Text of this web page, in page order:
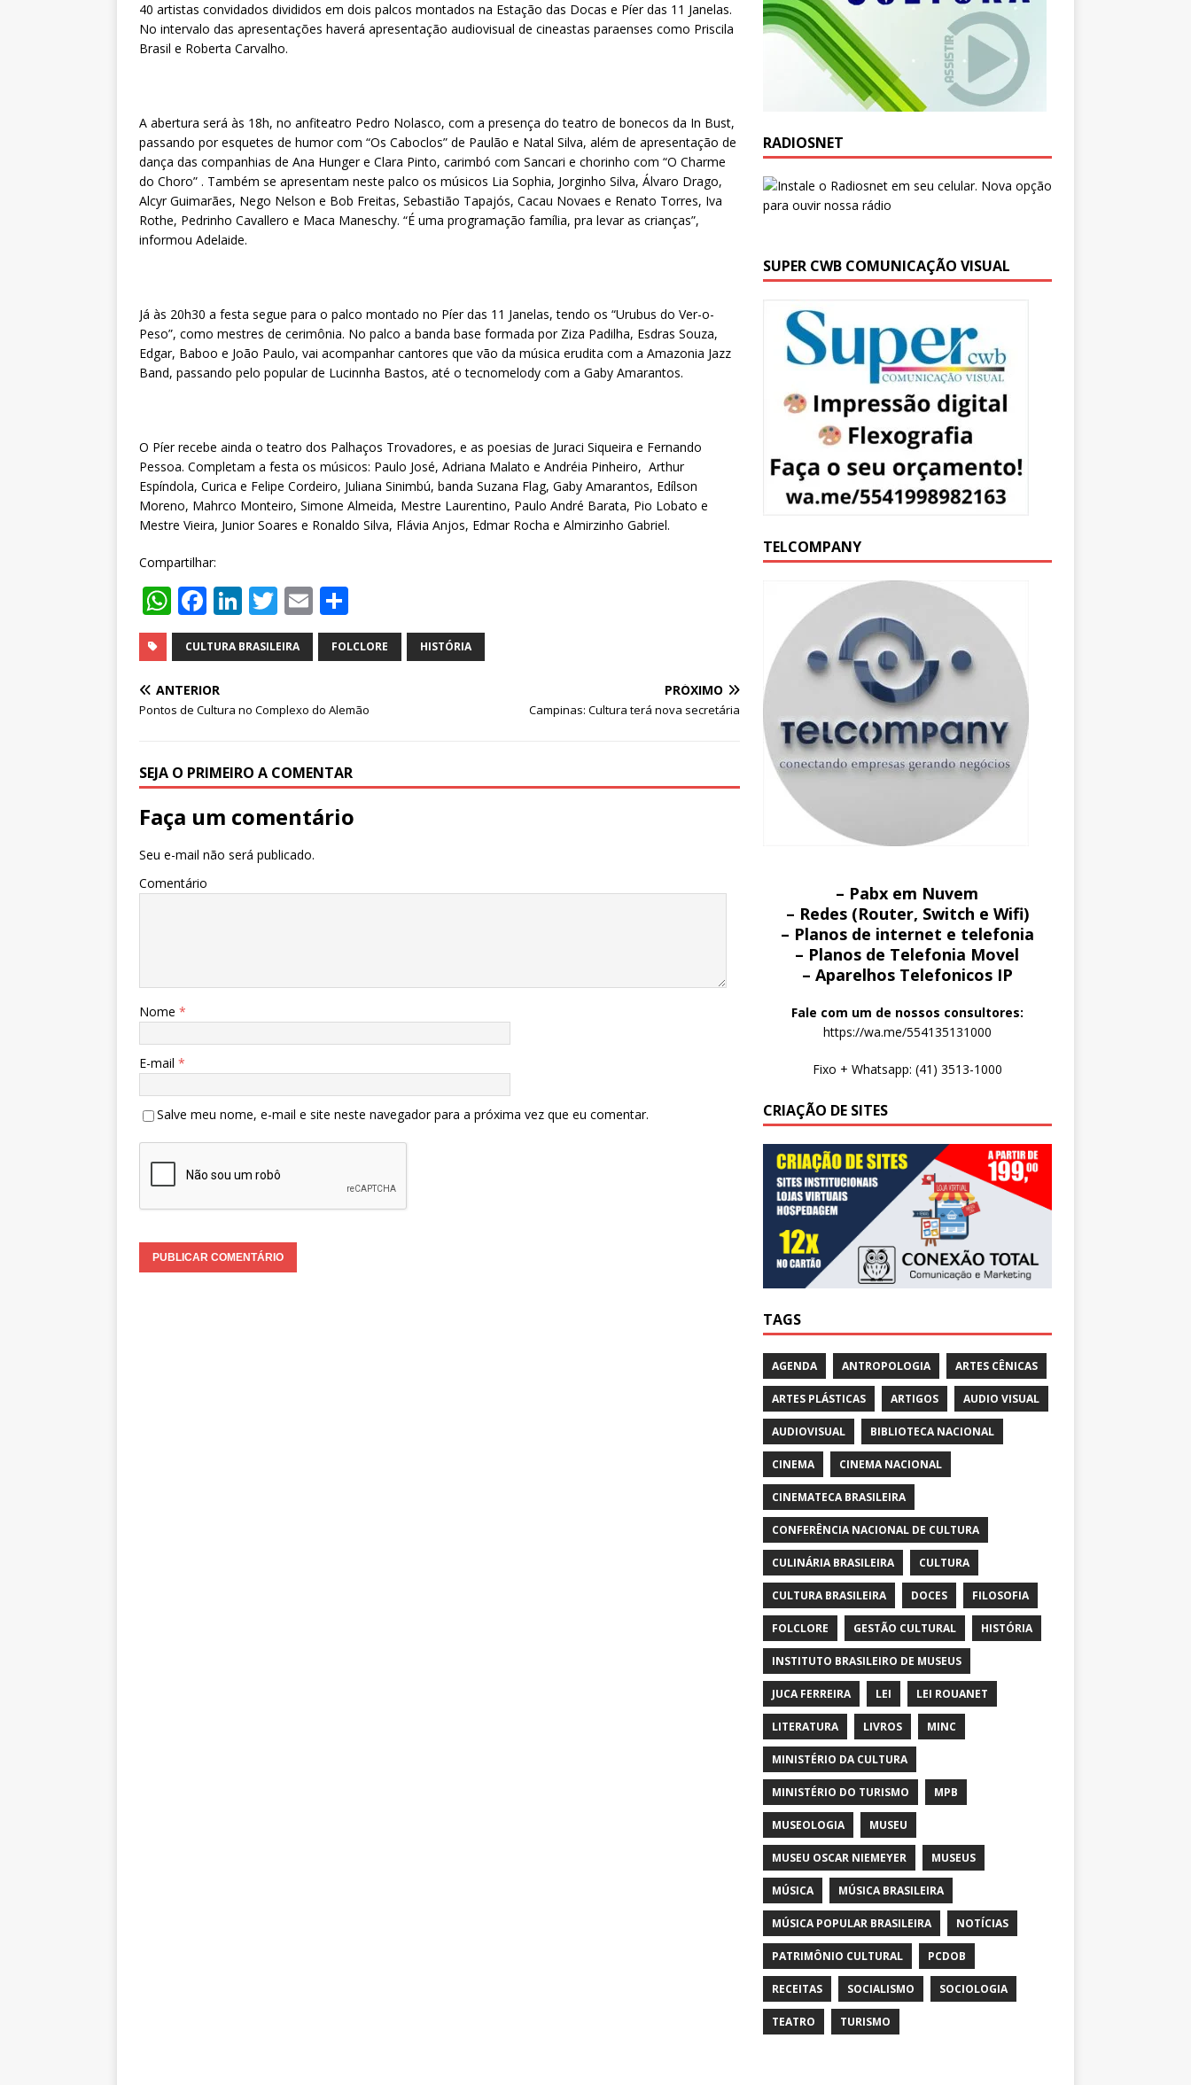
40 artistas convidados divididos em dois palcos montados na Estação das Docas e Píer das 11 Janelas.
No intervalo das apresentações haverá apresentação audiovisual de cineastas paraenses como Priscila
Brasil e Roberta Carvalho.
A abertura será às 18h, no anfiteatro Pedro Nolasco, com a presença do teatro de bonecos da In Bust,
passando por esquetes de humor com “Os Caboclos” de Paulão e Natal Silva, além de apresentação de
dança das companhias de Ana Hunger e Clara Pinto, carimbó com Sancari e chorinho com “O Charme
do Choro” . Também se apresentam neste palco os músicos Lia Sophia, Jorginho Silva, Álvaro Drago,
Alcyr Guimarães, Nego Nelson e Bob Freitas, Sebastião Tapajós, Cacau Novaes e Renato Torres, Iva
Rothe, Pedrinho Cavallero e Maca Maneschy. “É uma programação família, pra levar as crianças”,
informou Adelaide.
Já às 20h30 a festa segue para o palco montado no Píer das 11 Janelas, tendo os “Urubus do Ver-o-
Peso”, como mestres de cerimônia. No palco a banda base formada por Ziza Padilha, Esdras Souza,
Edgar, Baboo e João Paulo, vai acompanhar cantores que vão da música erudita com a Amazonia Jazz
Band, passando pelo popular de Lucinnha Bastos, até o tecnomelody com a Gaby Amarantos.
O Píer recebe ainda o teatro dos Palhaços Trovadores, e as poesias de Juraci Siqueira e Fernando
Pessoa. Completam a festa os músicos: Paulo José, Adriana Malato e Andréia Pinheiro, Arthur
Espíndola, Curica e Felipe Cordeiro, Juliana Sinimbú, banda Suzana Flag, Gaby Amarantos, Edílson
Moreno, Mahrco Monteiro, Simone Almeida, Mestre Laurentino, Paulo André Barata, Pio Lobato e
Mestre Vieira, Junior Soares e Ronaldo Silva, Flávia Anjos, Edmar Rocha e Almirzinho Gabriel.
Compartilhar:
W
h
at
s
A
p
F
a
c
e
b
o
k
Li
n
k
dI
T
w
it
r
E
m
ai
h
ar
CULTURA BRASILEIRA FOLCLORE HISTÓRIA
ANTERIOR
Pontos de Cultura no Complexo do Alemão
PRÓXIMO
Campinas: Cultura terá nova secretária
SEJA O PRIMEIRO A COMENTAR
Faça um comentário
Seu e-mail não será publicado.
Comentário
Nome *
E-mail *
Salve meu nome, e-mail e site neste navegador para a próxima vez que eu comentar.
RADIOSNET
SUPER CWB COMUNICAÇÃO VISUAL
TELCOMPANY
– Pabx em Nuvem
– Redes (Router, Switch e Wifi)
– Planos de internet e telefonia
– Planos de Telefonia Movel
– Aparelhos Telefonicos IP
Fale com um de nossos consultores:
https://wa.me/554135131000
Fixo + Whatsapp: (41) 3513-1000
CRIAÇÃO DE SITES
TAGS
AGENDA ANTROPOLOGIA ARTES CÊNICAS
ARTES PLÁSTICAS ARTIGOS AUDIO VISUAL
AUDIOVISUAL BIBLIOTECA NACIONAL
CINEMA CINEMA NACIONAL
CINEMATECA BRASILEIRA
CONFERÊNCIA NACIONAL DE CULTURA
CULINÁRIA BRASILEIRA CULTURA
CULTURA BRASILEIRA DOCES FILOSOFIA
FOLCLORE GESTÃO CULTURAL HISTÓRIA
INSTITUTO BRASILEIRO DE MUSEUS
JUCA FERREIRA LEI LEI ROUANET
LITERATURA LIVROS MINC
MINISTÉRIO DA CULTURA
MINISTÉRIO DO TURISMO MPB
MUSEOLOGIA MUSEU
MUSEU OSCAR NIEMEYER MUSEUS
MÚSICA MÚSICA BRASILEIRA
MÚSICA POPULAR BRASILEIRA NOTÍCIAS
PATRIMÔNIO CULTURAL PCDOB
RECEITAS SOCIALISMO SOCIOLOGIA
TEATRO TURISMO